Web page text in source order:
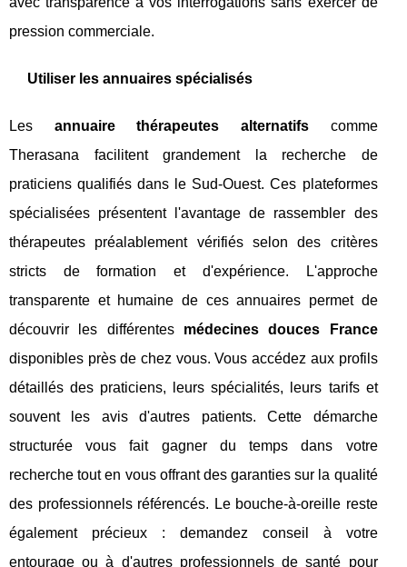
pression commerciale.
Utiliser les annuaires spécialisés
Les annuaire thérapeutes alternatifscomme
Therasana facilitent grandement la recherche de
praticiens qualifiés dans le Sud-Ouest. Ces plateformes
spécialisées présentent l'avantage de rassembler des
thérapeutes préalablement vérifiés selon des critères
stricts de formation et d'expérience. L'approche
transparente et humaine de ces annuaires permet de
découvrir les différentes médecines douces France
disponibles près de chez vous. Vous accédez aux profils
détaillés des praticiens, leurs spécialités, leurs tarifs et
souvent les avis d'autres patients. Cette démarche
structurée vous fait gagner du temps dans votre
recherche tout en vous offrant des garanties sur la qualité
des professionnels référencés. Le bouche-à-oreille reste
également précieux : demandez conseil à votre
entourage ou à d'autres professionnels de santé pour